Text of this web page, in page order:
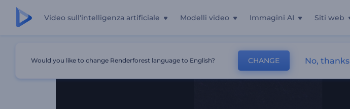
Video sull'intelligenza artificiale Modelli video Immagini AI Siti web
Would you like to change Renderforest language to English? CHANGE No, thanks